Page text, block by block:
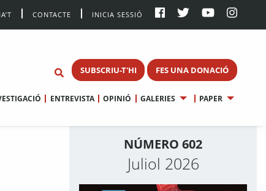
CONTACTE INICIA SESSIÓ
SUBSCRIU-T'HI FES UNA DONACIÓ
ENTREVISTA OPINIÓ GALERIES PAPER
NÚMERO 602
Juliol 2026